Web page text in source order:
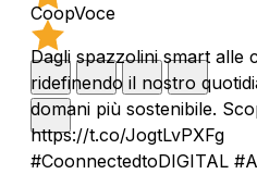
CoopVoce
Dagli spazzolini smart alle
ridefinendo il nostro
domani più sostenibile.
https://t.co/JogtLvPXFg
#CoonnectedtoDIGITAL